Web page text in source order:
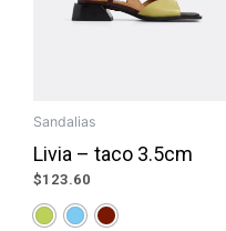
Sandalias
Livia – taco 3.5cm
$123.60